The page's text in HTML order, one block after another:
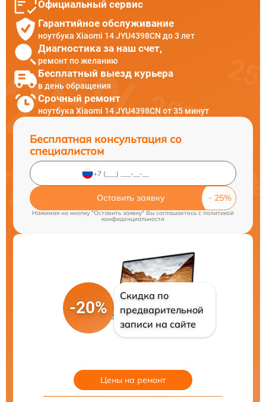
Официальный сервис
Гарантийное обслуживание
ноутбука Xiaomi 14 JYU4398CN до 3 лет
Диагностика за наш счет,
ремонт по желанию
Бесплатный выезд курьера
в день обращения
Срочный ремонт
ноутбука Xiaomi 14 JYU4398CN от 35 минут
Бесплатная консультация со
специалистом
Оставить заявку
Нажимая на кнопку "Оставить заявку" Вы соглашаетесь cполитикой
конфиденциальности
-20%
Скидка по
предварительной
записи на сайте
Цены на ремонт